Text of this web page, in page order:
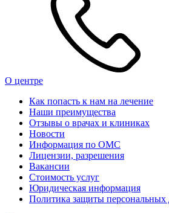
О центре
Как попасть к нам на лечение
Наши преимущества
Отзывы о врачах и клиниках
Новости
Информация по ОМС
Лицензии, разрешения
Вакансии
Стоимость услуг
Юридическая информация
Политика защиты